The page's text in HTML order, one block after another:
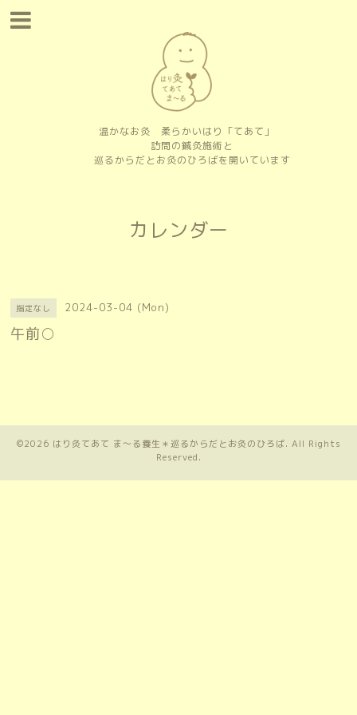
温かなお灸 柔らかいはり「てあて」
訪問の鍼灸施術と
巡るからだとお灸のひろばを開いています
カレンダー
指定なし 2024-03-04 (Mon)
午前○
©2026 はり灸てあて ま〜る養生＊巡るからだとお灸のひろば. All Rights
Reserved.